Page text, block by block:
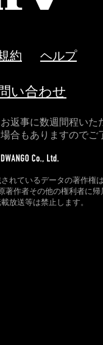
約 ヘルプ
い合わせ
返事に数週間程いた
合もありますのでご
れているデータの著作権
著作者その他の権利者に帰
放送等は禁止します。